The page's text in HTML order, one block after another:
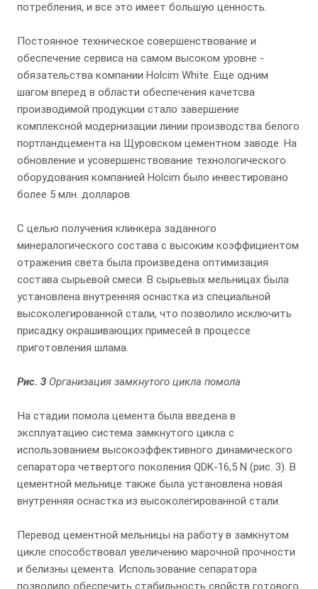
потребления, и все это имеет большую ценность.
Постоянное техническое совершенствование и
обеспечение сервиса на самом высоком уровне -
обязательства компании Holcim White. Еще одним
шагом вперед в области обеспечения качетсва
производимой продукции стало завершение
комплексной модернизации линии производства белого
портландцемента на Щуровском цементном заводе. На
обновление и усовершенствование технологического
оборудования компанией Holcim было инвестировано
более 5 млн. долларов.
С целью получения клинкера заданного
минералогического состава с высоким коэффициентом
отражения света была произведена оптимизация
состава сырьевой смеси. В сырьевых мельницах была
установлена внутренняя оснастка из специальной
высоколегированной стали, что позволило исключить
присадку окрашивающих примесей в процессе
приготовления шлама.
Рис. 3 Организация замкнутого цикла помола
На стадии помола цемента была введена в
эксплуатацию система замкнутого цикла с
использованием высокоэффективного динамического
сепаратора четвертого поколения QDK-16,5 N (рис. 3). В
цементной мельнице также была установлена новая
внутренняя оснастка из высоколегированной стали.
Перевод цементной мельницы на работу в замкнутом
цикле способствовал увеличению марочной прочности
и белизны цемента. Использование сепаратора
позволило обеспечить стабильность свойств готового